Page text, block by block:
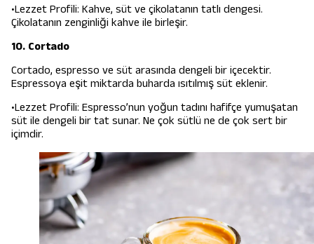
•Lezzet Profili: Kahve, süt ve çikolatanın tatlı dengesi.
Çikolatanın zenginliği kahve ile birleşir.
10. Cortado
Cortado, espresso ve süt arasında dengeli bir içecektir.
Espressoya eşit miktarda buharda ısıtılmış süt eklenir.
•Lezzet Profili: Espresso’nun yoğun tadını hafifçe yumuşatan
süt ile dengeli bir tat sunar. Ne çok sütlü ne de çok sert bir
içimdir.